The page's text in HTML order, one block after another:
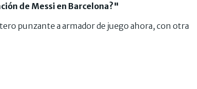
de Messi en Barcelona?"
punzante a armador de juego ahora, con otra